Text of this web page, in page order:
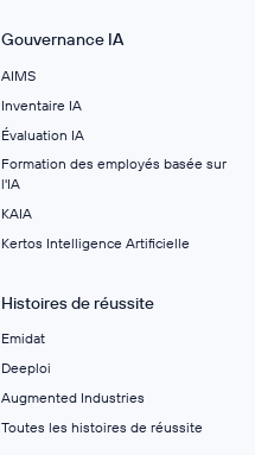
Gouvernance IA
AIMS
Inventaire IA
Évaluation IA
Formation des employés basée sur
l'IA
KAIA
Kertos Intelligence Artificielle
Histoires de réussite
Emidat
Deeploi
Augmented Industries
Toutes les histoires de réussite